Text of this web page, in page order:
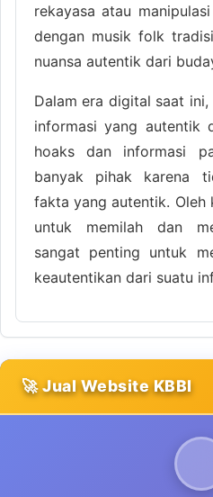
rekayasa atau
dengan musik folk
nuansa autentik dari
Dalam era digital saat
informasi yang autentik
hoaks dan informasi
banyak pihak karena
fakta yang autentik. Oleh
untuk memilah dan
sangat penting untuk
keautentikan dari suatu
🚀 Jual Website KBBI